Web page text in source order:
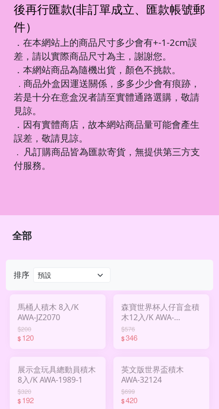
後再行匯款(非訂單成立、匯款帳號郵
件）
．在本網站上的商品尺寸多少會有+-1-2cm誤
差，請以實際商品尺寸為主，謝謝您。
．本網站商品為隨機出貨，顏色不挑款。
． 商品外盒因運送關係，多多少少會有痕跡，
若是十分在意盒況者請至實體通路選購，敬請
見諒。
．因有實體商店，故本網站商品量可能會產生
誤差，敬請見諒。
． 凡訂購商品皆為匯款寄貨，無提供第三方支
付服務。
排序
馬桶人積木 8入/K
AWA-JZ2070
$200
$120
森寶世界杯人仔盲盒積
木12入/K AWA-
SD703112
$576
$346
展示盒玩具總動員積木
8入/K AWA-1989-1
$320
$192
英文版世界盃積木
AWA-32124
$699
$420
全部